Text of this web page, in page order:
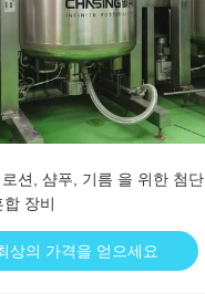
션, 샴푸, 기름 을 위한 첨단
장비
상의 가격을 얻으세요